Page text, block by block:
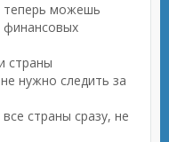
можешь
финансовых
страны
нужно следить за
страны сразу, не